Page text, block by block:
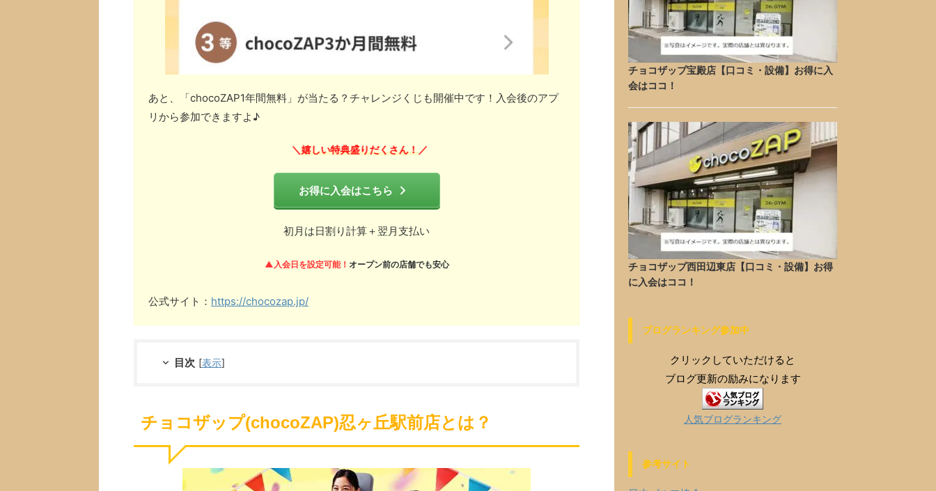
あと、「chocoZAP1年間無料」が当たる？チャレンジくじも開催中です！入会後のアプ
リから参加できますよ♪
＼嬉しい特典盛りだくさん！／
お得に入会はこちら
初月は日割り計算＋翌月支払い
▲入会日を設定可能！ オープン前の店舗でも安心
公式サイト： https://chocozap.jp/
目次 [表示]
チョコザップ(chocoZAP)忍ヶ丘駅前店とは？
チョコザップ宝殿店【口コミ・設備】お得に入
会はココ！
チョコザップ西田辺東店【口コミ・設備】お得
に入会はココ！
ブログランキング参加中
クリックしていただけると
ブログ更新の励みになります
人気ブログランキング
参考サイト